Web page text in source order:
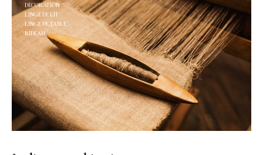
DÉCORATION
LINGE DE LIT
LINGE DE TABLE
RIDEAU